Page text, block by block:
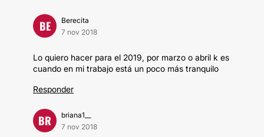
BE
Berecita
7 nov 2018
Lo quiero hacer para el 2019, por marzo o abril k es
cuando en mi trabajo está un poco más tranquilo
Responder
BR
briana1__
7 nov 2018